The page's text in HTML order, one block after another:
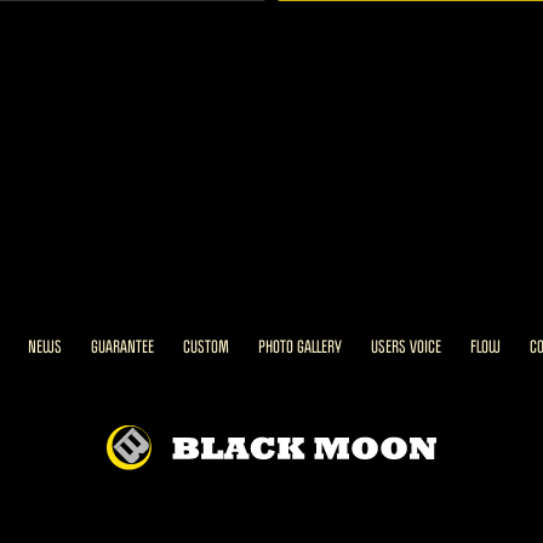
NEWS GUARANTEE CUSTOM PHOTO GALLERY USERS VOICE FLOW